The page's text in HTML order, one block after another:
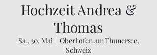
Hochzeit Andrea &
Thomas
Sa., 30. Mai
  |
Oberhofen am Thunersee,
Schweiz